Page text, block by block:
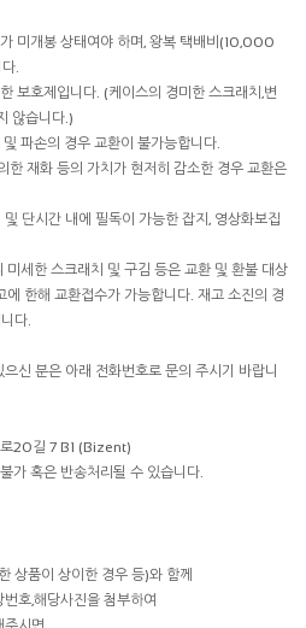
미개봉 상태여야 하며, 왕복 택배비(10,000
.
보호제입니다. (케이스의 경미한 스크래치,변
않습니다.)
파손의 경우 교환이 불가능합니다.
한 재화 등의 가치가 현저히 감소한 경우 교환은
단시간 내에 필독이 가능한 잡지, 영상화보집
미세한 스크래치 및 구김 등은 교환 및 환불 대상
에 한해 교환접수가 가능합니다. 재고 소진의 경
다.
신 분은 아래 전화번호로 문의 주시기 바랍니
로20길 7 B1 (Bizent)
가 혹은 반송처리될 수 있습니다.
상품이 상이한 경우 등)와 함께
호,해당사진을 첨부하여